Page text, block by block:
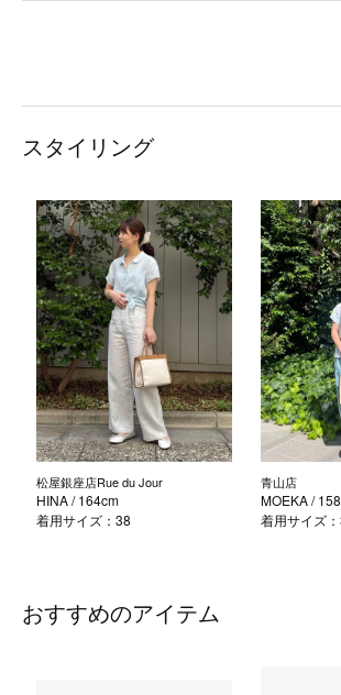
スタイリング
松屋銀座店Rue du Jour
HINA/ 164cm
着用サイズ：38
青山店
MOEKA/
着用サイズ
おすすめのアイテム